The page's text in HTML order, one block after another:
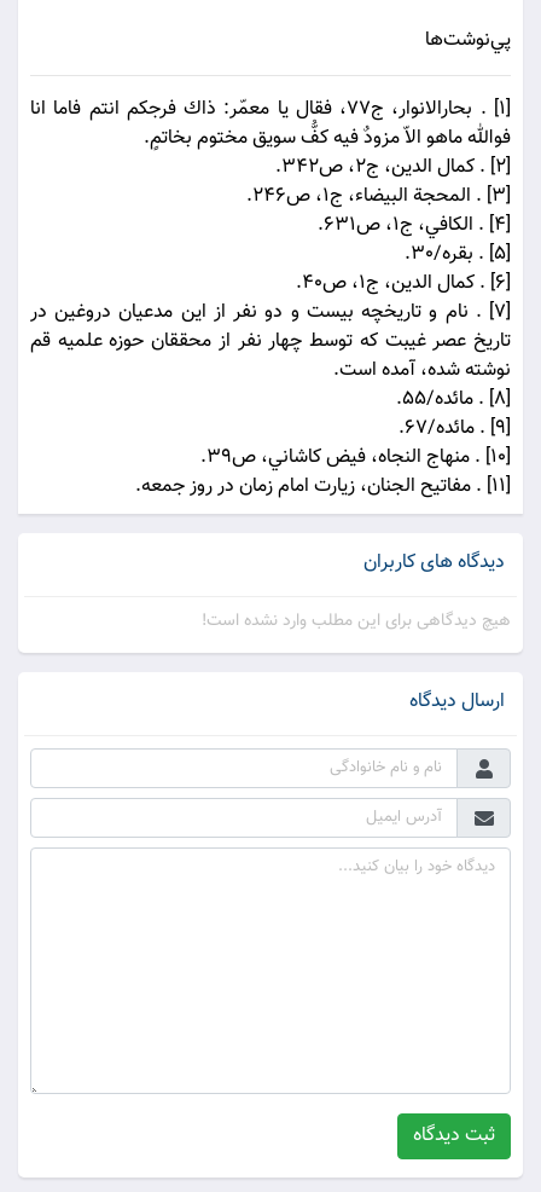
پي‌نوشت‌ها
[1] . بحارالانوار، ج77، فقال يا معمّر: ذاك فرجكم انتم فاما انا
فوالله ماهو الاّ مزودٌ فيه كفُّ سويق مختوم بخاتمٍ.
[2] . كمال الدين، ج2، ص342.
[3] . المحجة البيضاء، ج1، ص246.
[4] . الكافي، ج1، ص631.
[5] . بقره/30.
[6] . كمال الدين، ج1، ص40.
[7] . نام و تاريخچه بيست و دو نفر از اين مدعيان دروغين در
تاريخ عصر غيبت كه توسط چهار نفر از محققان حوزه علميه قم
نوشته شده، آمده است.
[8] . مائده/55.
[9] . مائده/67.
[10] . منهاج النجاه، فيض كاشاني، ص39.
[11] . مفاتيح الجنان، زيارت امام زمان در روز جمعه.
دیدگاه های کاربران
هیچ دیدگاهی برای این مطلب وارد نشده است!
ارسال دیدگاه
ثبت دیدگاه